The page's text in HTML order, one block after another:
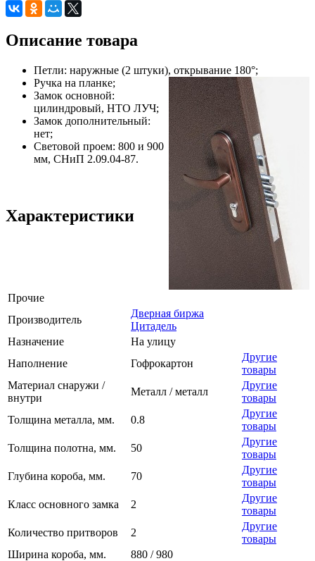
Описание товара
Петли: наружные (2 штуки), открывание 180°;
Ручка на планке;
Замок основной:
цилиндровый, НТО ЛУЧ;
Замок дополнительный:
нет;
Световой проем: 800 и 900
мм, СНиП 2.09.04-87.
Характеристики
Прочие
Производитель
Дверная биржа
Цитадель
Назначение
На улицу
Наполнение
Гофрокартон
Другие
товары
Материал снаружи /
внутри
Металл / металл
Другие
товары
Толщина металла, мм.
0.8
Другие
товары
Толщина полотна, мм.
50
Другие
товары
Глубина короба, мм.
70
Другие
товары
Класс основного замка
2
Другие
товары
Количество притворов
2
Другие
товары
Ширина короба, мм.
880 / 980